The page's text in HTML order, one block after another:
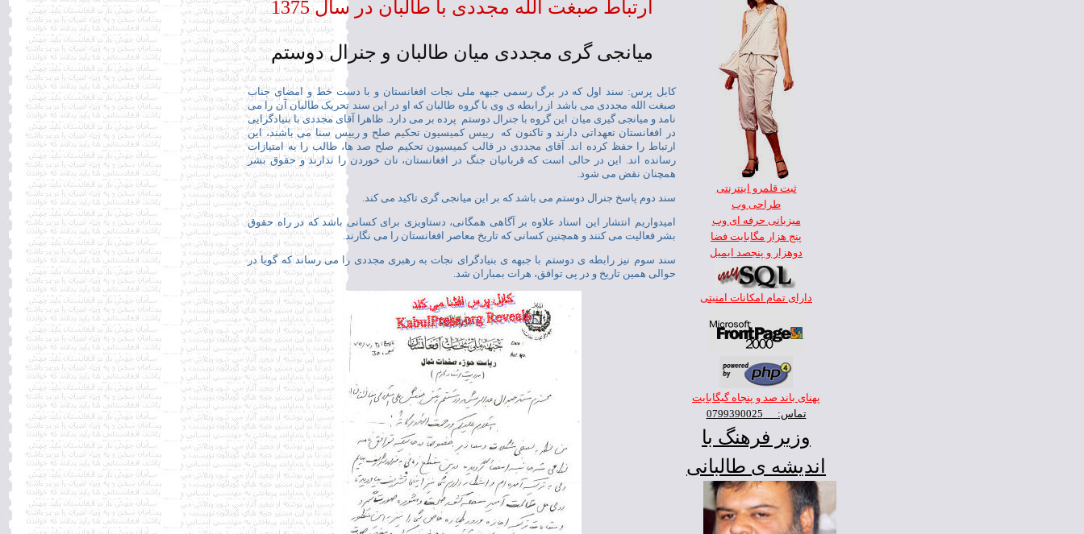
ارتباط صبغت الله مجددی با طالبان در سال 1375
ميانجی گری مجددی ميان طالبان و جنرال دوستم
کابل پرس: سند اول که در برگ رسمی جبهه ملی نجات افغانستان و با دست خط و امضای جناب
صبغت الله مجددی می باشد از رابطه ی وی با گروه طالبان که او در اين سند تحريک طالبان آن را می
نامد و ميانجی گيری ميان اين گروه با جنرال دوستم پرده بر می دارد. ظاهرا آقای مجددی با بنيادگرايی
در افغانستان تعهداتی دارند و تاکنون که رييس کميسيون تحکيم صلح و رييس سنا می باشند، اين
ارتباط را حفظ کرده اند. آقای مجددی در قالب کميسيون تحکيم صلح صد ها، طالب را به امتيازات
رسانده اند. اين در حالی است که قربانيان جنگ در افغانستان، نان خوردن را ندارند و حقوق بشر
همچنان نقض می شود.
سند دوم پاسخ جنرال دوستم می باشد که بر اين ميانجی گری تاکيد می کند.
اميدواريم انتشار اين اسناد علاوه بر آگاهی همگانی، دستاويزی برای کسانی باشد که در راه حقوق
بشر فعاليت می کنند و همچنين کسانی که تاريخ معاصر افغانستان را می نگارند.
سند سوم نيز رابطه ی دوستم با جبهه ی بنيادگرای نجات به رهبری مجددی را می رساند که گويا در
حوالی همين تاريخ و در پی توافق، هرات بمباران شد.
ثبت قلمرو اينترنتی
طراحی وب
ميزبانی حرفه ای وب
پنج هزار مگابايت فضا
دوهزار و پنجصد ايميل
دارای تمام امکانات امنيتی
پهنای باند صد و پنجاه گيگابايت
تماس: 0799390025
وزير فرهنگ با
انديشه ی طالبانی